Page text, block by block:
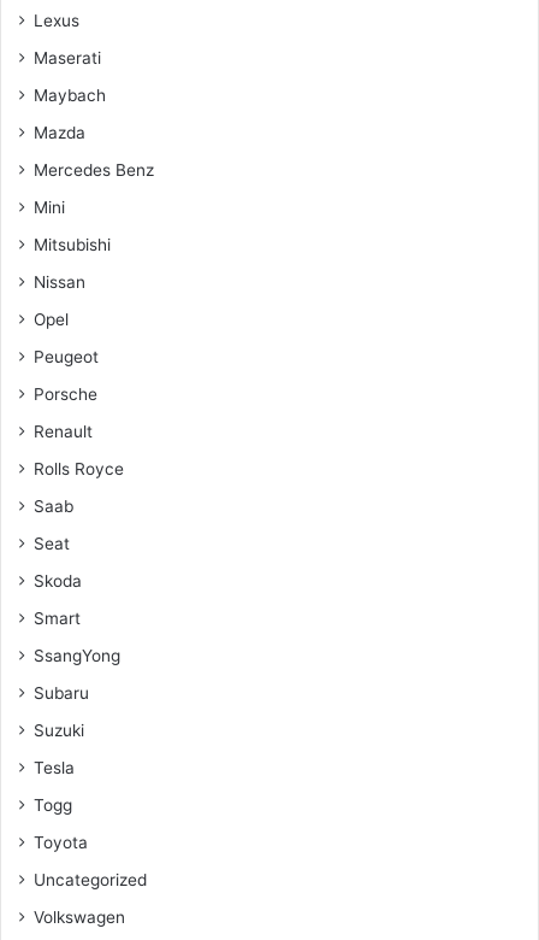
Lexus
Maserati
Maybach
Mazda
Mercedes Benz
Mini
Mitsubishi
Nissan
Opel
Peugeot
Porsche
Renault
Rolls Royce
Saab
Seat
Skoda
Smart
SsangYong
Subaru
Suzuki
Tesla
Togg
Toyota
Uncategorized
Volkswagen